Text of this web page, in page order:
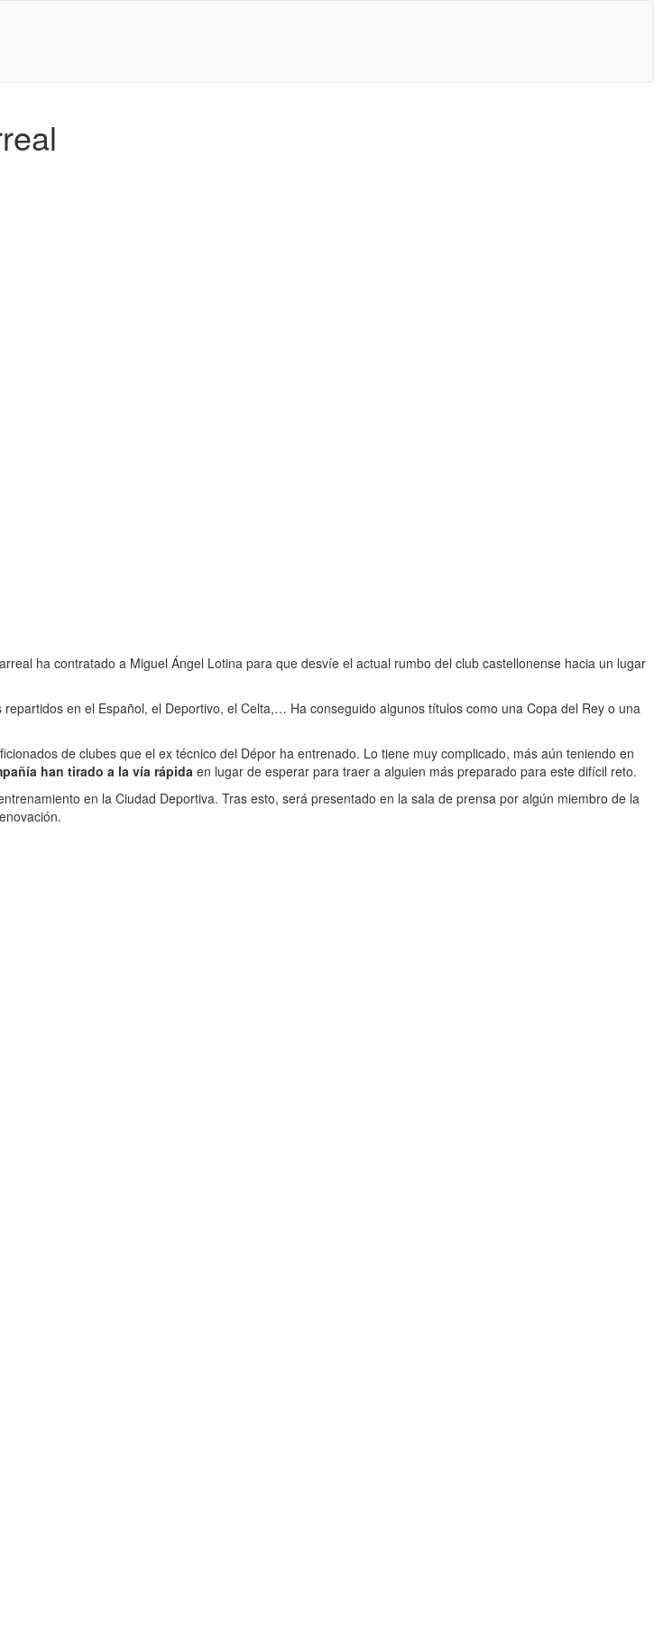
ha contratado a Miguel Ángel Lotina para que desvíe el actual rumbo del club castellonense hacia un lugar
en el Español, el Deportivo, el Celta,… Ha conseguido algunos títulos como una Copa del Rey o una
de clubes que el ex técnico del Dépor ha entrenado. Lo tiene muy complicado, más aún teniendo en
han tirado a la vía rápida en lugar de esperar para traer a alguien más preparado para este difícil reto.
en la Ciudad Deportiva. Tras esto, será presentado en la sala de prensa por algún miembro de la